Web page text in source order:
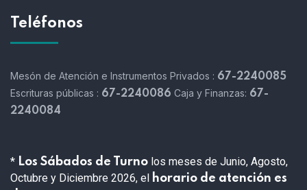
Teléfonos
Mesón de Atención e Instrumentos Privados : 67-2240085
Escrituras públicas : 67-2240086 Caja y Finanzas: 67-
2240084
* Los Sábados de Turno los meses de Junio, Agosto,
Octubre y Diciembre 2026, el horario de atención es